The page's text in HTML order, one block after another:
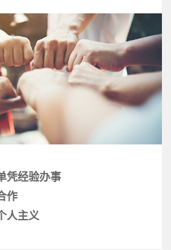
凭经验办事
作
人主义